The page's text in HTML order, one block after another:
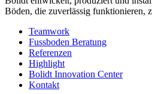
Böden, die zuverlässig funktionieren,
Teamwork
Fussboden Beratung
Referenzen
Highlight
Bolidt Innovation Center
Kontakt